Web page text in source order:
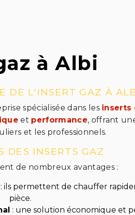
à Albi
DE L'INSERT GAZ À
spécialisée dans les inserts
et performance, offrant
et les professionnels.
DES INSERTS GAZ
de nombreux avantages :
ils permettent de chauffer
pièce.
: une solution économique et